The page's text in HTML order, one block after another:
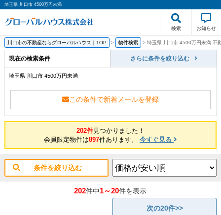
埼玉県 川口市 4500万円未満
検索 お知らせ
川口市の不動産ならグローバルハウス｜TOP > 物件検索 > 埼玉県 川口市 4500万円未満 不
現在の検索条件 さらに条件を絞り込む
埼玉県 川口市 4500万円未満
この条件で新着メールを登録
202件見つかりました！
会員限定物件は897件あります。 今すぐ見る
条件を絞り込む
202件中1～20件を表示
次の20件>>